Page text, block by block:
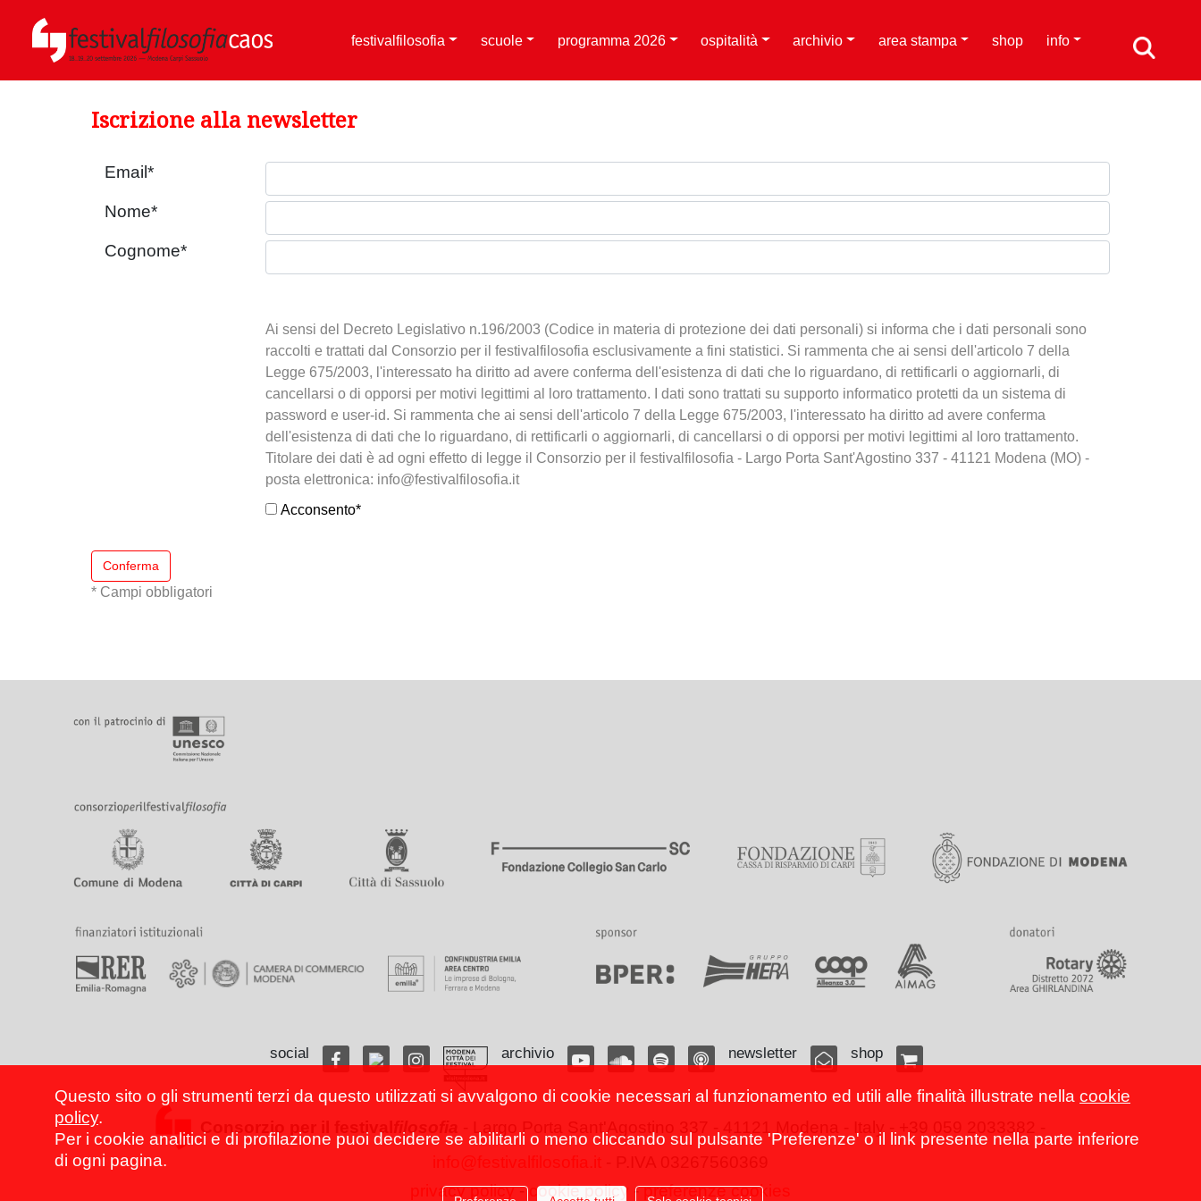
festivalfilosofia scuole programma 2026 ospitalità archivio area stampa shop info
Iscrizione alla newsletter
Email *
Nome*
Cognome*
Ai sensi del Decreto Legislativo n.196/2003 (Codice in materia di protezione dei dati personali) si informa che i dati personali sono
raccolti e trattati dal Consorzio per il festivalfilosofia esclusivamente a fini statistici. Si rammenta che ai sensi dell'articolo 7 della
Legge 675/2003, l'interessato ha diritto ad avere conferma dell'esistenza di dati che lo riguardano, di rettificarli o aggiornarli, di
cancellarsi o di opporsi per motivi legittimi al loro trattamento. I dati sono trattati su supporto informatico protetti da un sistema di
password e user-id. Si rammenta che ai sensi dell'articolo 7 della Legge 675/2003, l'interessato ha diritto ad avere conferma
dell'esistenza di dati che lo riguardano, di rettificarli o aggiornarli, di cancellarsi o di opporsi per motivi legittimi al loro trattamento.
Titolare dei dati è ad ogni effetto di legge il Consorzio per il festivalfilosofia - Largo Porta Sant'Agostino 337 - 41121 Modena (MO) -
posta elettronica: info@festivalfilosofia.it
Acconsento*
Conferma
* Campi obbligatori
social archivio newsletter shop
privacy policy- cookie policy -preferenze cookies
Questo sito o gli strumenti terzi da questo utilizzati si avvalgono di cookie necessari al funzionamento ed utili alle finalità illustrate nella cookie
policy.
Per i cookie analitici e di profilazione puoi decidere se abilitarli o meno cliccando sul pulsante 'Preferenze' o il link presente nella parte inferiore
di ogni pagina.